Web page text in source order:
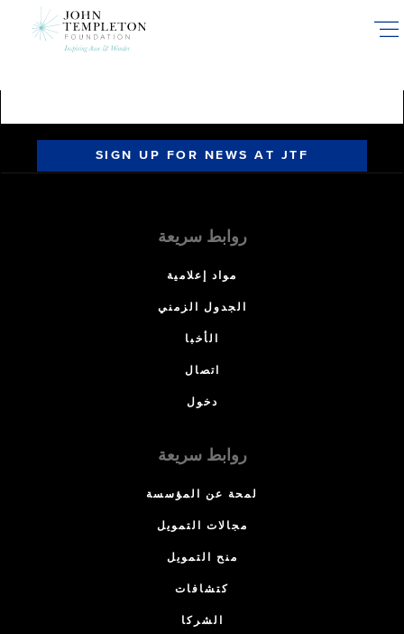
SIGN UP FOR NEWS AT JTF
روابط سريعة
مواد إعلامية
الجدول الزمني
الأخبا
اتصال
دخول
روابط سريعة
لمحة عن المؤسسة
مجالات التمويل
منح التمويل
كتشافات
الشركا